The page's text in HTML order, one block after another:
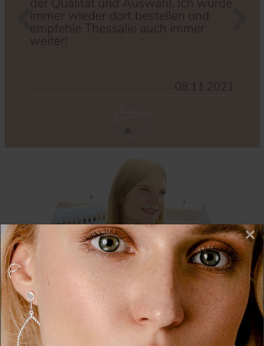
Zurück
Wir nutzen Cookies auf unserer Website. Einige von
diesen sind essenziell, während andere uns helfen,
×